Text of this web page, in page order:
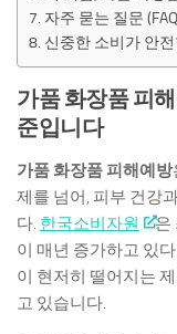
자주 묻는 질문
신중한 소비가 안
가품 화장품 피
준입니다
가품 화장품 피해예방
제를 넘어, 피부 건강
다. 한국소비자원
은
이 매년 증가하고 있
이 현저히 떨어지는
고 있습니다.